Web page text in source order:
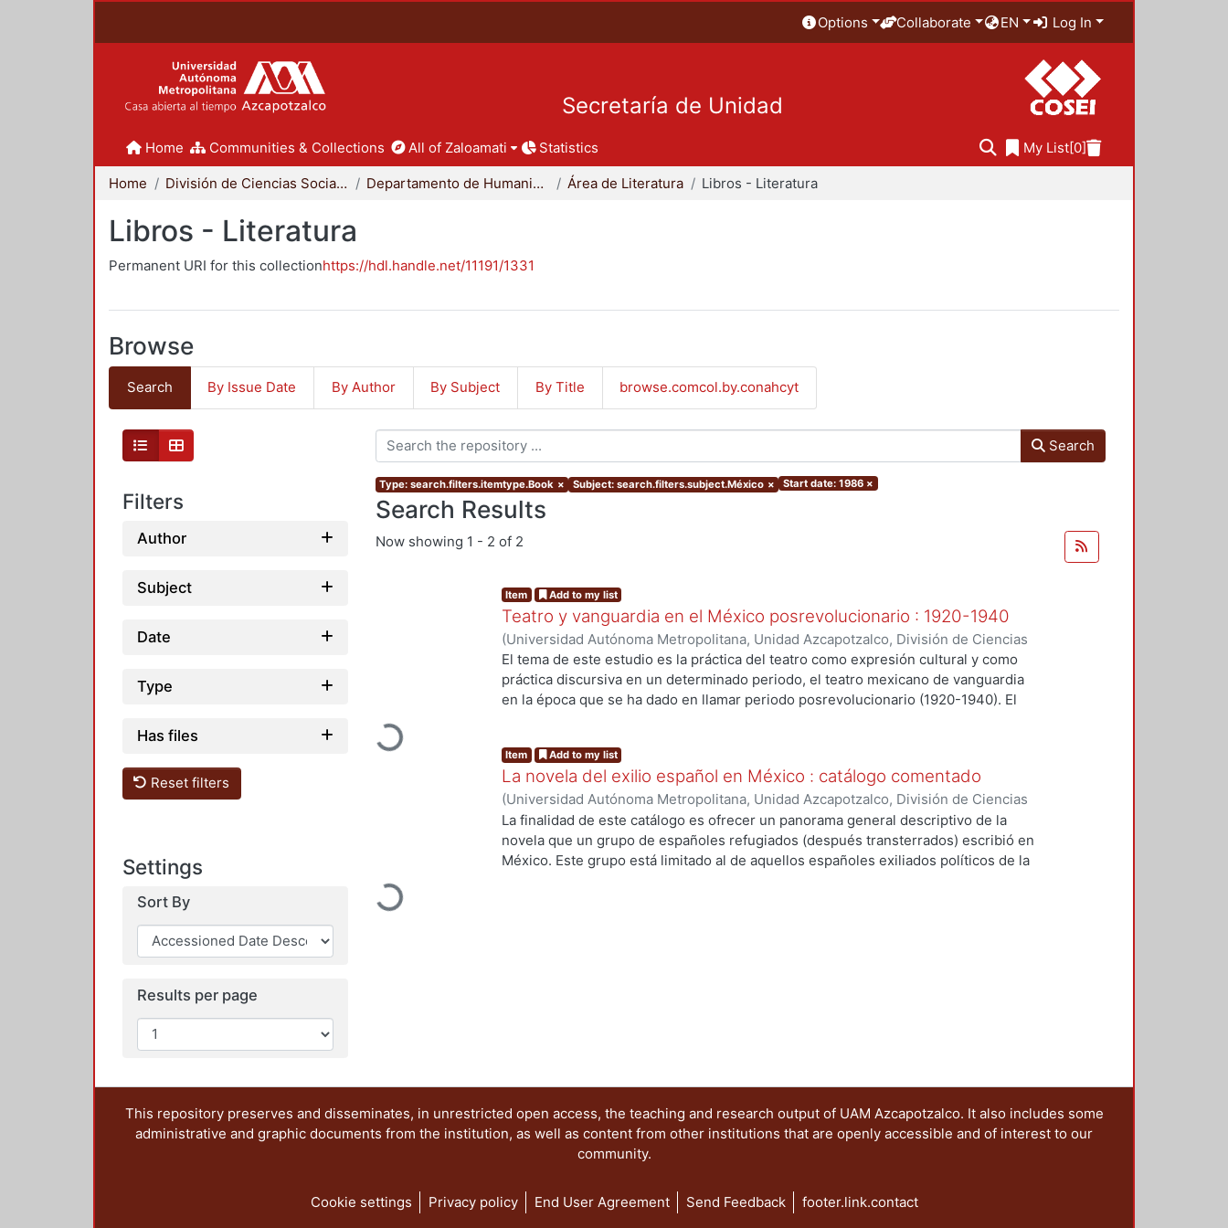
Options Collaborate EN Log In
Secretaría de Unidad
Home Communities & Collections All of Zaloamati Statistics My List[0]
Home División de Ciencias Sociales y Humanidades Departamento de Humanidades Área de Literatura Libros - Literatura
Libros - Literatura
Permanent URI for this collectionhttps://hdl.handle.net/11191/1331
Browse
Search By Issue Date By Author By Subject By Title browse.comcol.by.conahcyt
Filters
Author
Subject
Date
Type
Has files
Reset filters
Settings
Sort By
Results per page
Search
Type: search.filters.itemtype.Book × Subject: search.filters.subject.México × Start date: 1986 ×
Search Results
Now showing 1 - 2 of 2
Loading...
Item Add to my list
Teatro y vanguardia en el México posrevolucionario : 1920-1940
(Universidad Autónoma Metropolitana, Unidad Azcapotzalco, División de Ciencias
Sociales y Humanidades, Departamento de Humanidades, Área de Historia y
Cultura en México,2005)Ortiz Bullé Goyri, Alejandro
El tema de este estudio es la práctica del teatro como expresión cultural y como
práctica discursiva en un determinado periodo, el teatro mexicano de vanguardia
en la época que se ha dado en llamar periodo posrevolucionario (1920-1940). El
de distintas agrupaciones artísticas y culturales, para exponer ahí sus
concepciones de la vida social, política y cultural de un país necesitado de un
modelo de modernidad en el cual instalarse, lo que coincidió con el tiempo en que
las llamadas vanguardias históricas rompían con los modelos artísticos del pasado.
Loading...
Item Add to my list
La novela del exilio español en México : catálogo comentado
(Universidad Autónoma Metropolitana, Unidad Azcapotzalco, División de Ciencias
Sociales y Humanidades, Departamento de Humanidades, Área de Literatura ,1986
Rodríguez Plaza, Joaquina
La finalidad de este catálogo es ofrecer un panorama general descriptivo de la
novela que un grupo de españoles refugiados (después transterrados) escribió en
México. Este grupo está limitado al de aquellos españoles exiliados políticos de la
This repository preserves and disseminates, in unrestricted open access, the teaching and research output of UAM Azcapotzalco. It also includes some
administrative and graphic documents from the institution, as well as content from other institutions that are openly accessible and of interest to our
community.
Cookie settings Privacy policy End User Agreement Send Feedback footer.link.contact